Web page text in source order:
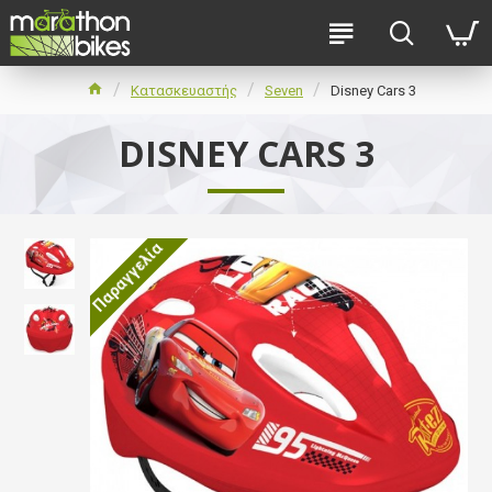
Κατασκευαστής Seven Disney Cars 3
DISNEY CARS 3
Παραγγελία